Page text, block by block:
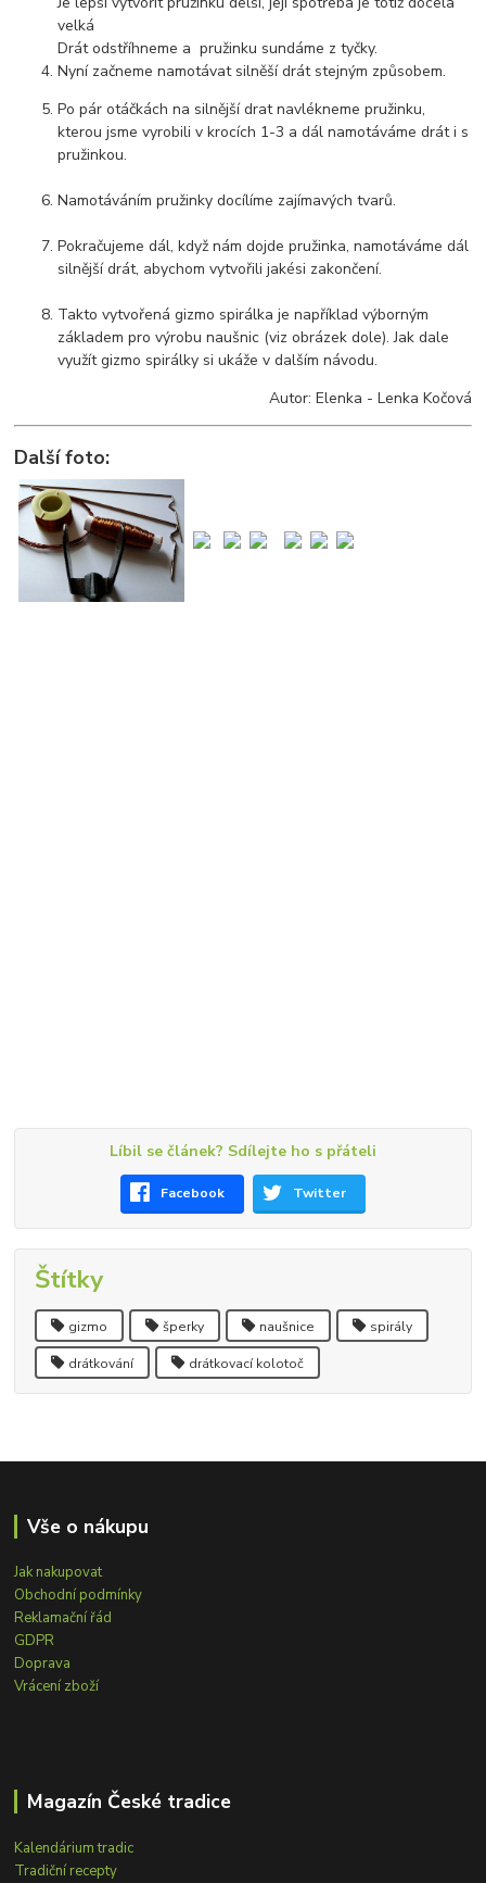
velká
Drát odstříhneme a pružinku sundáme z tyčky.
Nyní začneme namotávat silněší drát stejným způsobem.
Po pár otáčkách na silnější drat navlékneme pružinku,
kterou jsme vyrobili v krocích 1-3 a dál namotáváme drát i s
pružinkou.
Namotáváním pružinky docílíme zajímavých tvarů.
Pokračujeme dál, když nám dojde pružinka, namotáváme dál
silnější drát, abychom vytvořili jakési zakončení.
Takto vytvořená gizmo spirálka je například výborným
základem pro výrobu naušnic (viz obrázek dole). Jak dale
využít gizmo spirálky si ukáže v dalším návodu.
Autor: Elenka - Lenka Kočová
Další foto:
Líbil se článek? Sdílejte ho s přáteli
Facebook Twitter
Štítky
gizmo šperky naušnice spirály
drátkování drátkovací kolotoč
Vše o nákupu
Jak nakupovat
Obchodní podmínky
Reklamační řád
GDPR
Doprava
Vrácení zboží
Magazín České tradice
Kalendárium tradic
Tradiční recepty